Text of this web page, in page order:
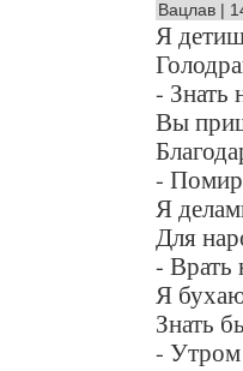
Вацлав |
Я
- Знать
Вы
-
Я
Для
- Врать
Я
Знать
- Утром